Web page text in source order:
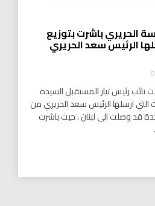
الحريري باشرت بتوزيع
الرئيس سعد الحريري
رئيس تيار المستقبل السيدة
التي ارسلها الرئيس سعد الحريري من
قد وصلت الى لبنان ، حيث باشرت